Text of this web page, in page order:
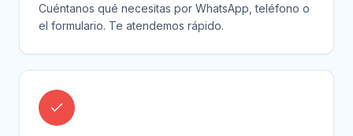
Cuéntanos qué necesitas por WhatsApp, teléfono o
el formulario. Te atendemos rápido.